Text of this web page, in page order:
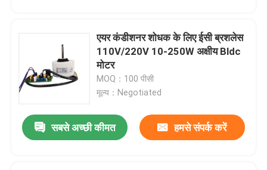
एयर कंडीशनर शोधक के लिए ईसी ब्रशलेस
110V/220V 10-250W अक्षीय Bldc
मोटर
MOQ：100 पीसी
मूल्य：Negotiated
सबसे अच्छी कीमत हमसे संपर्क करें